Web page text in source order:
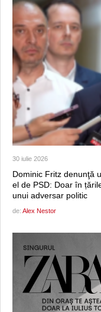
30 iulie 2026
Dominic Fritz denunţă
el de PSD: Doar în
unui adversar politic
de: Alex Nestor